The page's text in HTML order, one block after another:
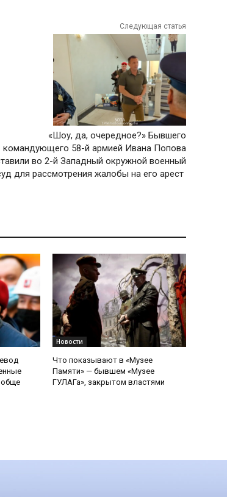
Следующая статья
«Шоу, да, очередное?» Бывшего
командующего 58-й армией Ивана Попова
во 2-й Западный окружной военный
для рассмотрения жалобы на его арест
Новости
Что показывают в «Музее
Памяти» — бывшем «Музее
ГУЛАГа», закрытом властями